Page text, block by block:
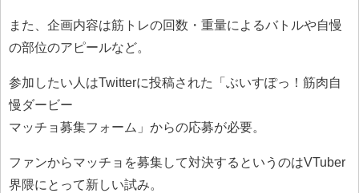
また、企画内容は筋トレの回数・重量によるバトルや自慢
の部位のアピールなど。
参加したい人はTwitterに投稿された「ぶいすぽっ！筋肉自
慢ダービー
マッチョ募集フォーム」からの応募が必要。
ファンからマッチョを募集して対決するというのはVTuber
界隈にとって新しい試み。